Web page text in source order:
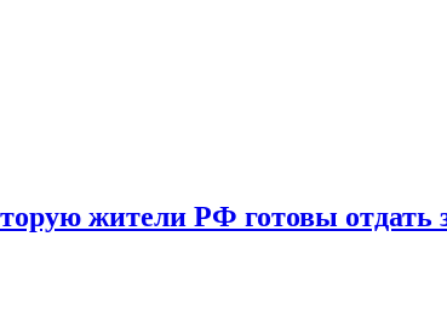
жители РФ готовы отдать